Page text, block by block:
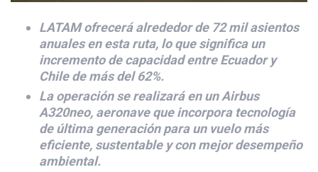
LATAM ofrecerá alrededor de 72 mil asientos
anuales en esta ruta, lo que significa un
incremento de capacidad entre Ecuador y
Chile de más del 62%.
La operación se realizará en un Airbus
A320neo, aeronave que incorpora tecnología
de última generación para un vuelo más
eficiente, sustentable y con mejor desempeño
ambiental.